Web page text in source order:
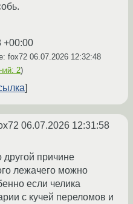
+00:00
fox72 06.07.2026 12:32:48
2)
06.07.2026 12:31:58
другой причине
лежачего можно
если челика
с кучей переломов и